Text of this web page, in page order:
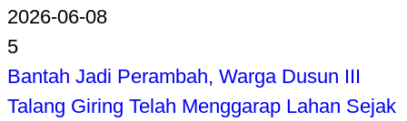
2026-06-08
5
Bantah Jadi Perambah, Warga Dusun III
Talang Giring Telah Menggarap Lahan Sejak